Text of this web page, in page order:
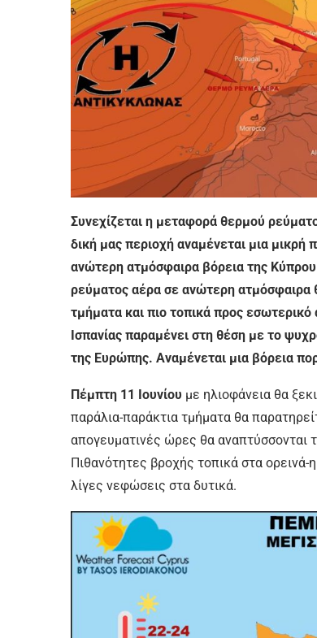
Συνεχίζεται η μεταφορά θερμού
δική μας περιοχή αναμένεται μια
ανώτερη ατμόσφαιρα βόρεια της
ρεύματος αέρα σε ανώτερη ατμόσφαιρα
τμήματα και πιο τοπικά προς
Ισπανίας παραμένει στη θέση με το
της Ευρώπης. Αναμένεται μια βόρεια
Πέμπτη 11 Ιουνίου με ηλιοφάνεια θα
παράλια-παράκτια τμήματα θα
απογευματινές ώρες θα αναπτύσσονται
Πιθανότητες βροχής τοπικά στα
λίγες νεφώσεις στα δυτικά.